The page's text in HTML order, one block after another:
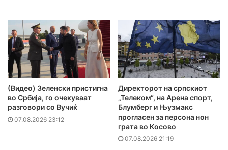
(Видео) Зеленски пристигна
во Србија, го очекуваат
разговори со Вучиќ
07.08.2026 23:12
Директорот на српскиот
„Телеком“, на Арена спорт,
Блумберг и Њузмакс
прогласен за персона нон
грата во Косово
07.08.2026 21:19